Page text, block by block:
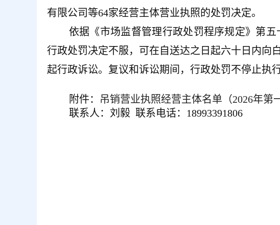
有限公司等64家经营主体营业执照的处罚决定。
依据《市场监督管理行政处罚程序规定》第
行政处罚决定不服，可在自送达之日起六十日内向
起行政诉讼。复议和诉讼期间，行政处罚不停止执行
附件：
吊销营业执照经营主体名单（2026年第
联系人：刘毅 联系电话：18993391806